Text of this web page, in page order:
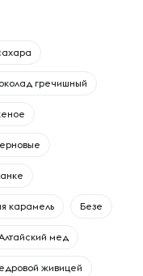
гречишный
карамель Безе
мед
живицей